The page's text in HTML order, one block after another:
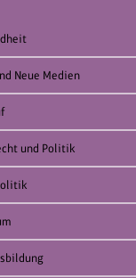
Neue Medien
und Politik